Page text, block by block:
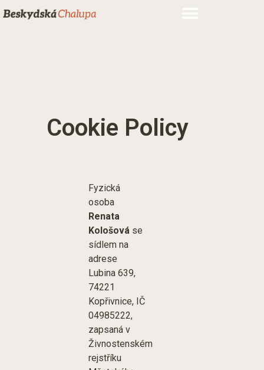
Cookie Policy
Fyzická
osoba
Renata
Kološová se
sídlem na
adrese
Lubina 639,
74221
Kopřivnice, IČ
04985222,
zapsaná v
Živnostenském
rejstříku